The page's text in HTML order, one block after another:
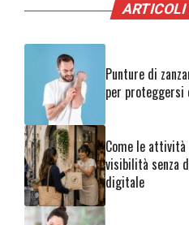
ARTICOLI
Punture di
per proteggersi
Come le attività
visibilità senza
digitale